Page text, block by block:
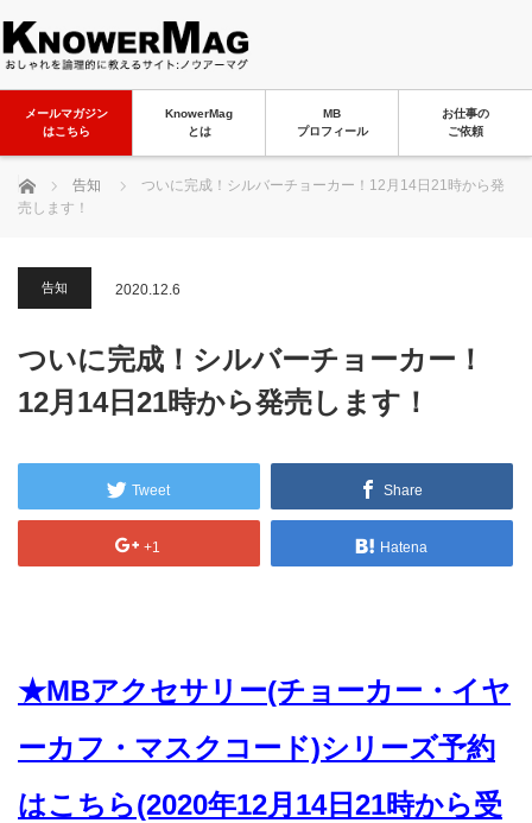
メールマガジン
はこちら
KnowerMag
とは
MB
プロフィール
お仕事の
ご依頼
ホーム 告知
ついに完成！シルバーチョーカー！12月14日21時から発
売します！
告知 2020.12.6
ついに完成！シルバーチョーカー！
12月14日21時から発売します！
Tweet Share
+1 Hatena
★MBアクセサリー(チョーカー・イヤ
ーカフ・マスクコード)シリーズ予約
はこちら(2020年12月14日21時から受